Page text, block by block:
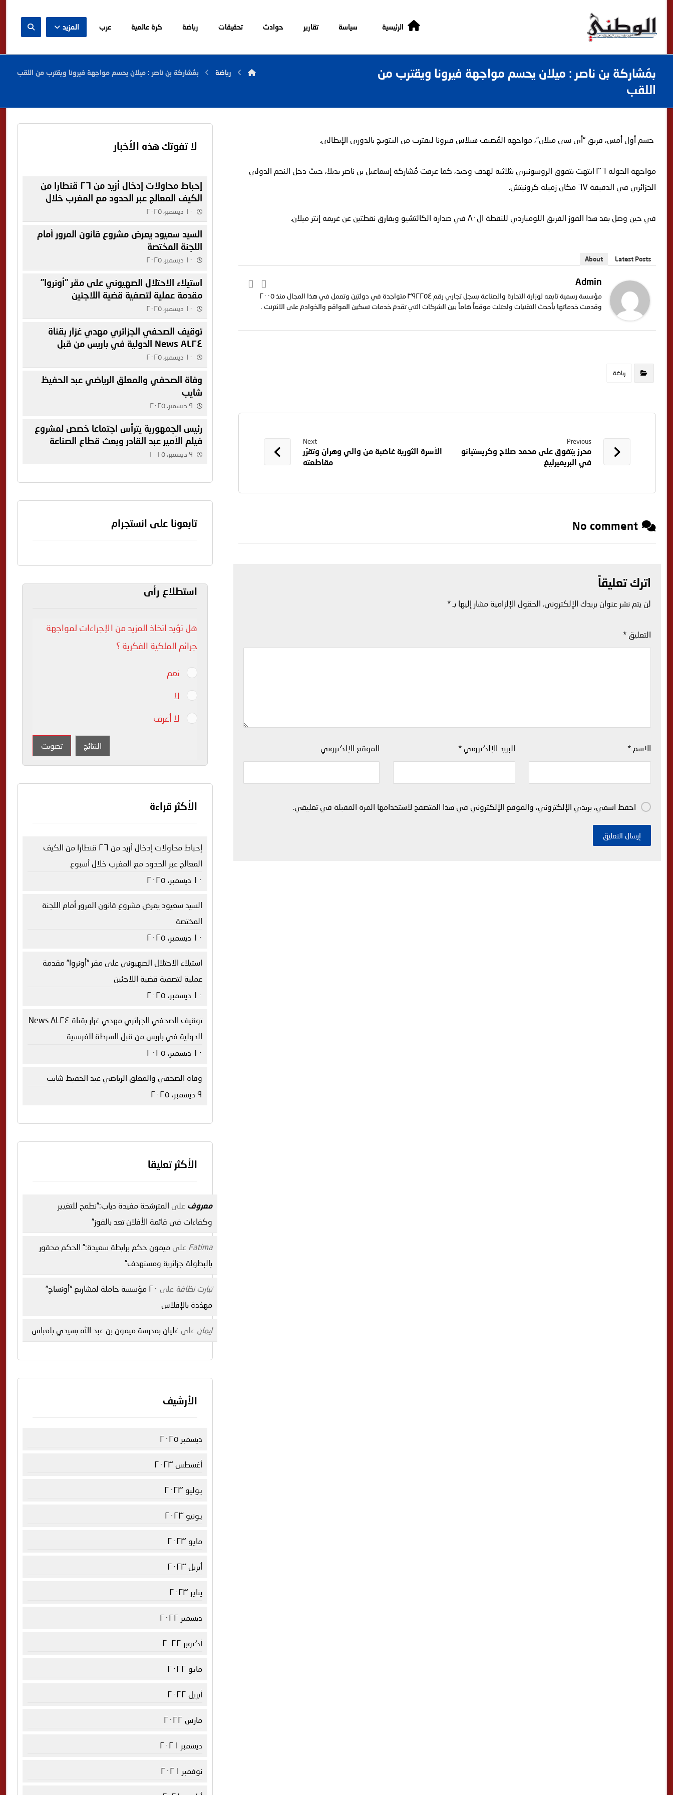
الرئيسية سياسة تقارير حوادث تحقيقات رياضة كرة عالمية عرب المزيد
بمُشاركة بن ناصر : ميلان يحسم مواجهة فيرونا ويقترب من
اللقب
رياضة بمُشاركة بن ناصر : ميلان يحسم مواجهة فيرونا ويقترب من اللقب
حسم أول أمس، فريق “أي سي ميلان”، مواجهة المُضيف هيلاس فيرونا ليقترب من التتويج بالدوري الإيطالي.
مواجهة الجولة ٣٦ انتهت بتفوق الروسونيري بثلاثية لهدف وحيد، كما عرفت مُشاركة إسماعيل بن ناصر بديلا ، حيث دخل النجم الدولي
الجزائري في الدقيقة ٦٧ مكان زميله كرونيتش
.
في حين وصل بعد هذا الفوز الفريق اللومباردي للنقطة ال٨٠ في صدارة الكالتشيو وبفارق نقطتين عن غريمه إنتر ميلان .
About Latest Posts
Admin
مؤسسة رسمية تابعه لوزارة التجارة والصناعة بسجل تجاري رقم ٣٩٢٢٥٤ متواجدة في دولتين وتعمل في هذا المجال منذ ٢٠٠٥
وقدمت خدماتها بأحدث التقنيات واحتلت موقعاً هاماً بين الشركات التي تقدم خدمات تسكين المواقع والخوادم على الانترنت .
رياضة
Previous
محرز يتفوق على محمد صلاح وكريستيانو
في البريميرليغ
Next
الأسرة الثورية غاضبة من والي وهران وتقرّر
مقاطعته
No comment
اترك تعليقاً
لن يتم نشر عنوان بريدك الإلكتروني. الحقول الإلزامية مشار إليها بـ *
التعليق *
الاسم * البريد الإلكتروني * الموقع الإلكتروني
احفظ اسمي، بريدي الإلكتروني، والموقع الإلكتروني في هذا المتصفح لاستخدامها المرة المقبلة في تعليقي.
إرسال التعليق
لا تفوتك هذه الأخبار
إحباط محاولات إدخال أزيد من ٢٦ قنطارا من
الكيف المعالج عبر الحدود مع المغرب خلال
أسبوع
١٠ ديسمبر، ٢٠٢٥
السيد سعيود يعرض مشروع قانون المرور أمام
اللجنة المختصة
١٠ ديسمبر، ٢٠٢٥
استيلاء الاحتلال الصهيوني على مقر “أونروا”
مقدمة عملية لتصفية قضية اللاجئين
١٠ ديسمبر، ٢٠٢٥
توقيف الصحفي الجزائري مهدي غزار بقناة
AL٢٤ News الدولية في باريس من قبل
الشرطة الفرنسية
١٠ ديسمبر، ٢٠٢٥
وفاة الصحفي والمعلق الرياضي عبد الحفيظ
شايب
٩ ديسمبر، ٢٠٢٥
رئيس الجمهورية يترأس اجتماعا خصص لمشروع
فيلم الأمير عبد القادر وبعث قطاع الصناعة
السينماتوغرافية
٩ ديسمبر، ٢٠٢٥
تابعونا على انستجرام
استطلاع رأى
هل تؤيد اتخاذ المزيد من الإجراءات لمواجهة
جرائم الملكية الفكرية ؟
نعم
لا
لا أعرف
النتائج تصويت
الأكثر قراءة
إحباط محاولات إدخال أزيد من ٢٦ قنطارا من الكيف
المعالج عبر الحدود مع المغرب خلال أسبوع
١٠ ديسمبر، ٢٠٢٥
السيد سعيود يعرض مشروع قانون المرور أمام اللجنة
المختصة
١٠ ديسمبر، ٢٠٢٥
استيلاء الاحتلال الصهيوني على مقر “أونروا” مقدمة
عملية لتصفية قضية اللاجئين
١٠ ديسمبر، ٢٠٢٥
توقيف الصحفي الجزائري مهدي غزار بقناة AL٢٤ News
الدولية في باريس من قبل الشرطة الفرنسية
١٠ ديسمبر، ٢٠٢٥
وفاة الصحفي والمعلق الرياضي عبد الحفيظ شايب
٩ ديسمبر، ٢٠٢٥
الأكثر تعليقا
معروف على المترشحة مفيدة دياب:”نطمح للتغيير
وكفاءات في قائمة الأفلان تعد بالفوز”
Fatima على ميمون حكم برابطة سعيدة:” الحكم محقور
بالبطولة جزائرية ومستهدف”
تيارت نظافة على
٢٠ مؤسسة حاملة لمشاريع “أونساج”
مهدّدة بالإفلاس
إيمان على غليان بمدرسة ميمون بن عبد الله بسيدي بلعباس
الأرشيف
ديسمبر ٢٠٢٥
أغسطس ٢٠٢٣
يوليو ٢٠٢٣
يونيو ٢٠٢٣
مايو ٢٠٢٣
أبريل ٢٠٢٣
يناير ٢٠٢٣
ديسمبر ٢٠٢٢
أكتوبر ٢٠٢٢
مايو ٢٠٢٢
أبريل ٢٠٢٢
مارس ٢٠٢٢
ديسمبر ٢٠٢١
نوفمبر ٢٠٢١